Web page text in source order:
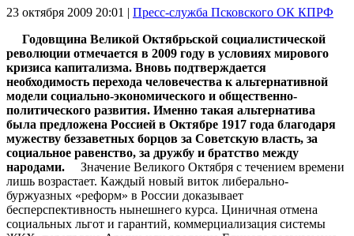
23 октября 2009 20:01 | Пресс-служба Псковского ОК КПРФ
Годовщина Великой Октябрьской социалистической
революции отмечается в 2009 году в условиях мирового
кризиса капитализма. Вновь подтверждается
необходимость перехода человечества к альтернативной
модели социально-экономического и общественно-
политического развития. Именно такая альтернатива
была предложена Россией в Октябре 1917 года благодаря
мужеству беззаветных борцов за Советскую власть, за
социальное равенство, за дружбу и братство между
народами. Значение Великого Октября с течением времени
лишь возрастает. Каждый новый виток либерально-
буржуазных «реформ» в России доказывает
бесперспективность нынешнего курса. Циничная отмена
социальных льгот и гарантий, коммерциализация системы